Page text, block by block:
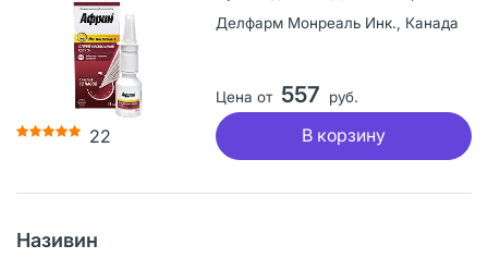
22
Делфарм Монреаль Инк., Канада
Цена от 557 руб.
В корзину
Називин